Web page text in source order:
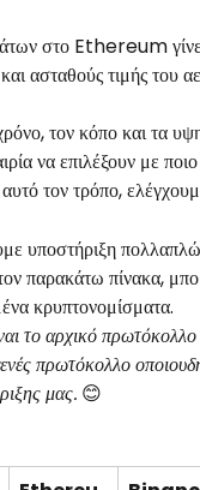
στο Ethereum
ασταθούς τιμής του
τον κόπο και τα
να επιλέξουν με
τον τρόπο,
υποστήριξη
παρακάτω πίνακα,
κρυπτονομίσματα.
το αρχικό
πρωτόκολλο
μας. 😊